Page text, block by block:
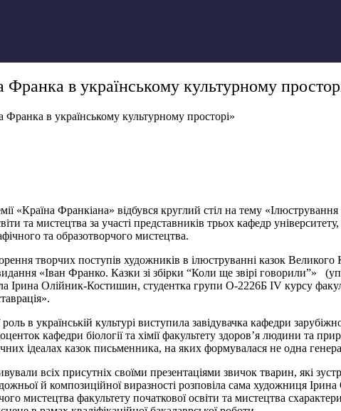
Франка в українському культурному
Франка в українському культурному просторі»
«Країна Франкіана» відбувся круглий стіл на тему
та мистецтва за участі представників трьох кафедр
та образотворчого мистецтва.
творчих поступів художників в ілюструванні казок
«Іван Франко. Казки зі збірки “Коли ще звірі говорили”»
Олійник-Костишин, студентка групи О-2226Б ІV курсу
в українській культурі виступила завідувачка кафедри
кафедри біології та хімії факультету здоров’я людини та
ідеалах казок письменника, на яких формувалася не одна
всіх присутніх своїми презентаціями звичок тварин, які
й композиційної виразності розповіла сама художниця
мистецтва факультету початкової освіти та мистецтва